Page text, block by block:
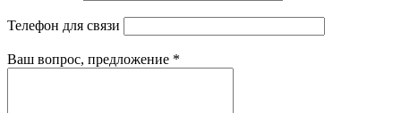
Телефон для связи
Ваш вопрос, предложение *